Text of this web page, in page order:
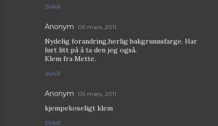
SVAR
Anonym 09 mars, 2011
Nydelig forandring,herlig bakgrunnsfarge. Har
lurt litt på å ta den jeg også.
Klem fra Mette.
SVAR
Anonym 09 mars, 2011
kjempekoseligt klem
SVAR